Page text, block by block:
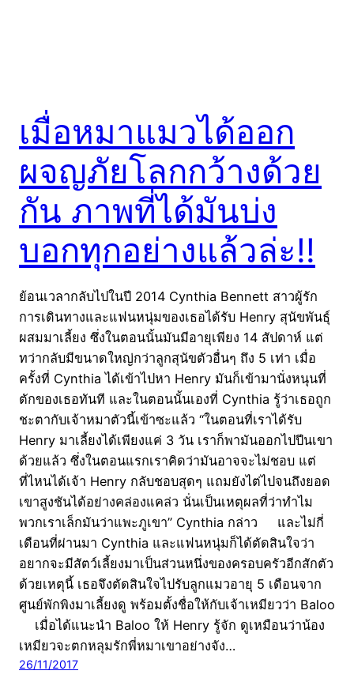
เมื่อหมาแมวได้ออก
ผจญภัยโลกกว้างด้วย
กัน ภาพที่ได้มันบ่ง
บอกทุกอย่างแล้วล่ะ!!
ย้อนเวลากลับไปในปี 2014 Cynthia Bennett สาวผู้รัก
การเดินทางและแฟนหนุ่มของเธอได้รับ Henry สุนัขพันธุ์
ผสมมาเลี้ยง ซึ่งในตอนนั้นมันมีอายุเพียง 14 สัปดาห์ แต่
ทว่ากลับมีขนาดใหญ่กว่าลูกสุนัขตัวอื่นๆ ถึง 5 เท่า เมื่อ
ครั้งที่ Cynthia ได้เข้าไปหา Henry มันก็เข้ามานั่งหนุนที่
ตักของเธอทันที และในตอนนั้นเองที่ Cynthia รู้ว่าเธอถูก
ชะตากับเจ้าหมาตัวนี้เข้าซะแล้ว “ในตอนที่เราได้รับ
Henry มาเลี้ยงได้เพียงแค่ 3 วัน เราก็พามันออกไปปีนเขา
ด้วยแล้ว ซึ่งในตอนแรกเราคิดว่ามันอาจจะไม่ชอบ แต่
ที่ไหนได้เจ้า Henry กลับชอบสุดๆ แถมยังไต่ไปจนถึงยอด
เขาสูงชันได้อย่างคล่องแคล่ว นั่นเป็นเหตุผลที่ว่าทำไม
พวกเราเล็กมันว่าแพะภูเขา” Cynthia กล่าว และไม่กี่
เดือนที่ผ่านมา Cynthia และแฟนหนุ่มก็ได้ตัดสินใจว่า
อยากจะมีสัตว์เลี้ยงมาเป็นส่วนหนึ่งของครอบครัวอีกสักตัว
ด้วยเหตุนี้ เธอจึงตัดสินใจไปรับลูกแมวอายุ 5 เดือนจาก
ศูนย์พักพิงมาเลี้ยงดู พร้อมตั้งชื่อให้กับเจ้าเหมียวว่า Baloo
เมื่อได้แนะนำ Baloo ให้ Henry รู้จัก ดูเหมือนว่าน้อง
เหมียวจะตกหลุมรักพี่หมาเขาอย่างจัง…
26/11/2017